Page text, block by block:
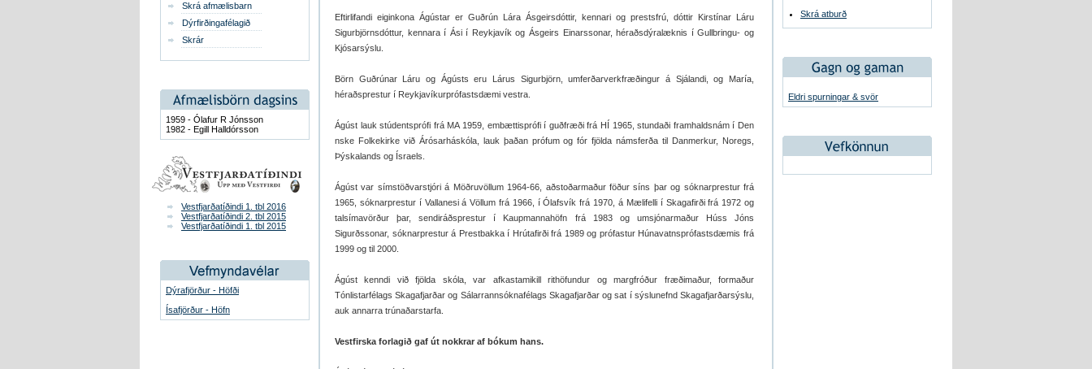
Skrá afmælisbarn
Dýrfirðingafélagið
Skrár
1959 - Ólafur R Jónsson
1982 - Egill Halldórsson
Vestfjarðatíðindi 1. tbl 2016
Vestfjarðatíðindi 2. tbl 2015
Vestfjarðatíðindi 1. tbl 2015
Dýrafjörður - Höfði
Ísafjörður - Höfn
Eftirlifandi eiginkona Ágústar er Guðrún Lára Ásgeirsdóttir, kennari og prestsfrú, dóttir Kirstínar Láru
Sigurbjörnsdóttur, kennara í Ási í Reykjavík og Ásgeirs Einarssonar, héraðsdýralæknis í Gullbringu- og
Kjósarsýslu.
Börn Guðrúnar Láru og Ágústs eru Lárus Sigurbjörn, umferðarverkfræðingur á Sjálandi, og María,
héraðsprestur í Reykjavíkurprófastsdæmi vestra.
Ágúst lauk stúdentsprófi frá MA 1959, embættisprófi í guðfræði frá HÍ 1965, stundaði framhaldsnám í Den
nske Folkekirke við Árósarháskóla, lauk þaðan prófum og fór fjölda námsferða til Danmerkur, Noregs,
Þýskalands og Ísraels.
Ágúst var símstöðvarstjóri á Möðruvöllum 1964-66, aðstoðarmaður föður síns þar og sóknarprestur frá
1965, sóknarprestur í Vallanesi á Völlum frá 1966, í Ólafsvík frá 1970, á Mælifelli í Skagafirði frá 1972 og
talsímavörður þar, sendiráðsprestur í Kaupmannahöfn frá 1983 og umsjónarmaður Húss Jóns
Sigurðssonar, sóknarprestur á Prestbakka í Hrútafirði frá 1989 og prófastur Húnavatnsprófastsdæmis frá
1999 og til 2000.
Ágúst kenndi við fjölda skóla, var afkastamikill rithöfundur og margfróður fræðimaður, formaður
Tónlistarfélags Skagafjarðar og Sálarrannsóknafélags Skagafjarðar og sat í sýslunefnd Skagafjarðarsýslu,
auk annarra trúnaðarstarfa.
Vestfirska forlagið gaf út nokkrar af bókum hans.
Skrá atburð
Eldri spurningar & svör